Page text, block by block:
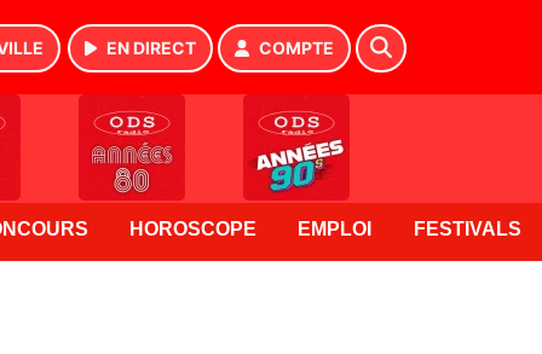
EN DIRECT COMPTE
HOROSCOPE EMPLOI FESTIVALS